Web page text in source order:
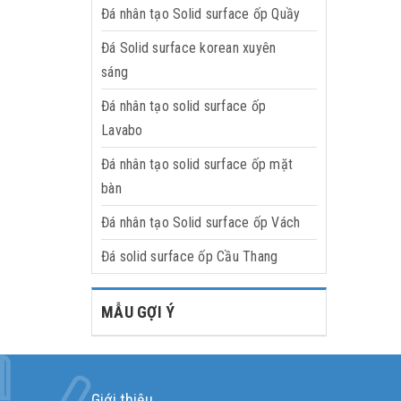
Đá nhân tạo Solid surface ốp Quầy
Đá Solid surface korean xuyên
sáng
Đá nhân tạo solid surface ốp
Lavabo
Đá nhân tạo solid surface ốp mặt
bàn
Đá nhân tạo Solid surface ốp Vách
Đá solid surface ốp Cầu Thang
MẪU GỢI Ý